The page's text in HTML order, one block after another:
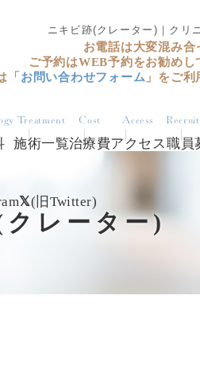
ニキビ跡(クレーター)｜クリ
お電話は大変混み合
ご予約はWEB予約をお勧めし
「 お問い合わせフォーム 」をご
Treatment
施術一覧
Cost
治療費
Access
アクセス職員
(旧Twitter)
クレーター)